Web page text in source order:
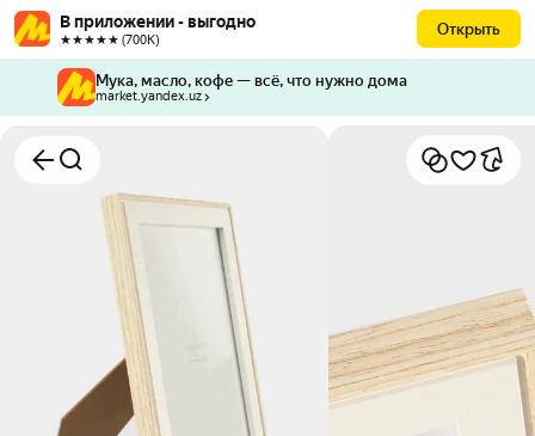
В приложении - выгодно
★★★★★ (700К)
Открыть
Мука, масло, кофе — всё, что нужно дома
market.yandex.uz